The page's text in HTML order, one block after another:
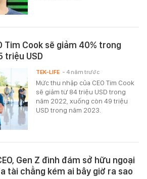
Tim Cook sẽ giảm 40% trong
triệu USD
Mức thu nhập của CEO Tim Cook
sẽ giảm từ 84 triệu USD trong
năm 2022, xuống còn 49 triệu
USD trong năm 2023.
TEK-LIFE - 4 năm trước
Gen Z đình đám sở hữu ngoại
tài chẳng kém ai bây giờ ra sao